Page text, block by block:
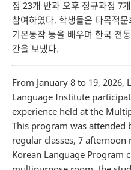
정 23개 반과 오후 정규과정 7
참여하였다. 학생들은 다목적
기본동작 등을 배우며 한국 전
간을 보냈다.
From January 8 to 19, 2026,
Language Institute
experience held at the
This program was
regular classes, 7 afternoon
Korean Language Program